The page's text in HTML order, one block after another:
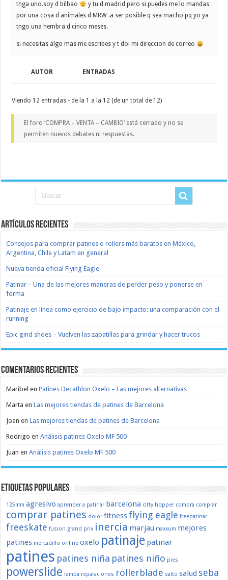
tnga uno.soy d bilbao
y tu d madrid pero si puedes me lo mandas
por una cosa d animales d MRW .a ser posible q sea macho pq yo ya
tngo una hembra d cinco meses.
si necesitas algo mas me escribes y t doi mi direccion de correo
AUTOR ENTRADAS
Viendo 12 entradas - de la 1 a la 12 (de un total de 12)
El foro ‘COMPRA – VENTA – CAMBIO’ está cerrado y no se
permiten nuevos debates ni respuestas.
Artículos recientes
Consejos para comprar patines o rollers más baratos en México,
Argentina, Chile y Latam en general
Nueva tienda oficial Flying Eagle
Patinar – Una de las mejores maneras de perder peso y ponerse en
forma
Patinaje en línea como ejercicio de bajo impacto: una comparación con el
running
Epic gind shoes – Vuelven las zapatillas para grindar y hacer trucos
Comentarios recientes
Maribel enPatines Decathlon Oxelo – Las mejores alternativas
Marta enLas mejores tiendas de patines de Barcelona
Joan enLas mejores tiendas de patines de Barcelona
Rodrigo enAnálisis patines Oxelo MF 500
Juan enAnálisis patines Oxelo MF 500
Etiquetas populares
125mm agresivo aprender a patinar barcelona citty hopper compra comprar
comprar patines dolor fitnessflying eagle freepatinar
freeskate fusion grand prix inercia marjau maxxum mejores
patines mercadillo online oxelo patinaje patinar
patines patines niña patines niño pies
powerslide rampa reparaciones rollerblade salto salud seba